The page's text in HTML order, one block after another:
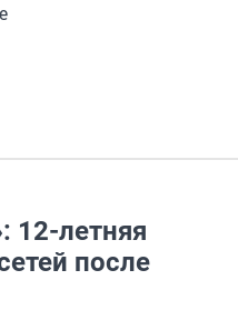
12-летняя
после